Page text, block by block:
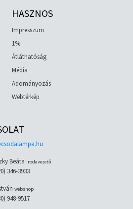
HASZNOS
Impresszum
1%
Átláthatóság
Média
Adományozás
Webtérkép
Beáta irodavezető
346-3933
webshop
948-9517